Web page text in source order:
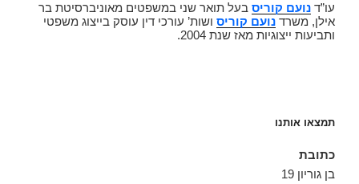
עו”ד נועם קוריס בעל תואר שני במשפטים מאוניברסיטת בר
אילן, משרד נועם קוריס ושות’ עורכי דין עוסק בייצוג משפטי
ותביעות ייצוגיות מאז שנת 2004.
תמצאו אותנו
כתובת
בן גוריון 19